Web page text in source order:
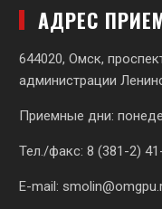
АДРЕС
644020, Омск,
администрации
Приемные дни:
Тел./факс: 8 (381-2)
E-mail: